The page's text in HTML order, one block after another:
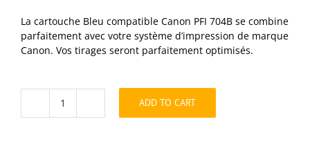
La cartouche Bleu compatible Canon PFI 704B se combine
parfaitement avec votre système d’impression de marque
Canon. Vos tirages seront parfaitement optimisés.
PFI-
ADD TO CART